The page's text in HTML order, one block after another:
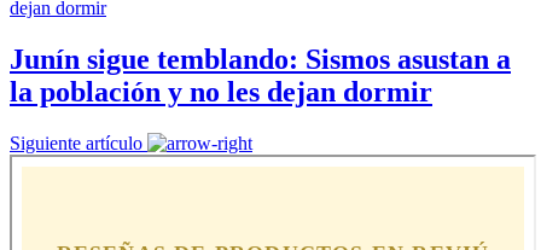
Junín sigue temblando: Sismos asustan a
la población y no les dejan dormir
Siguiente artículo